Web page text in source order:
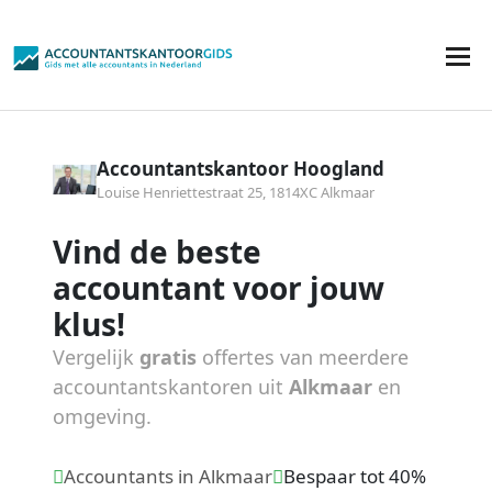
Accountantskantoor Hoogland
Louise Henriettestraat 25, 1814XC Alkmaar
Vind de beste
accountant voor jouw
klus!
Vergelijk gratis offertes van meerdere
accountantskantoren uit Alkmaar en
omgeving.
Accountants in Alkmaar Bespaar tot 40%